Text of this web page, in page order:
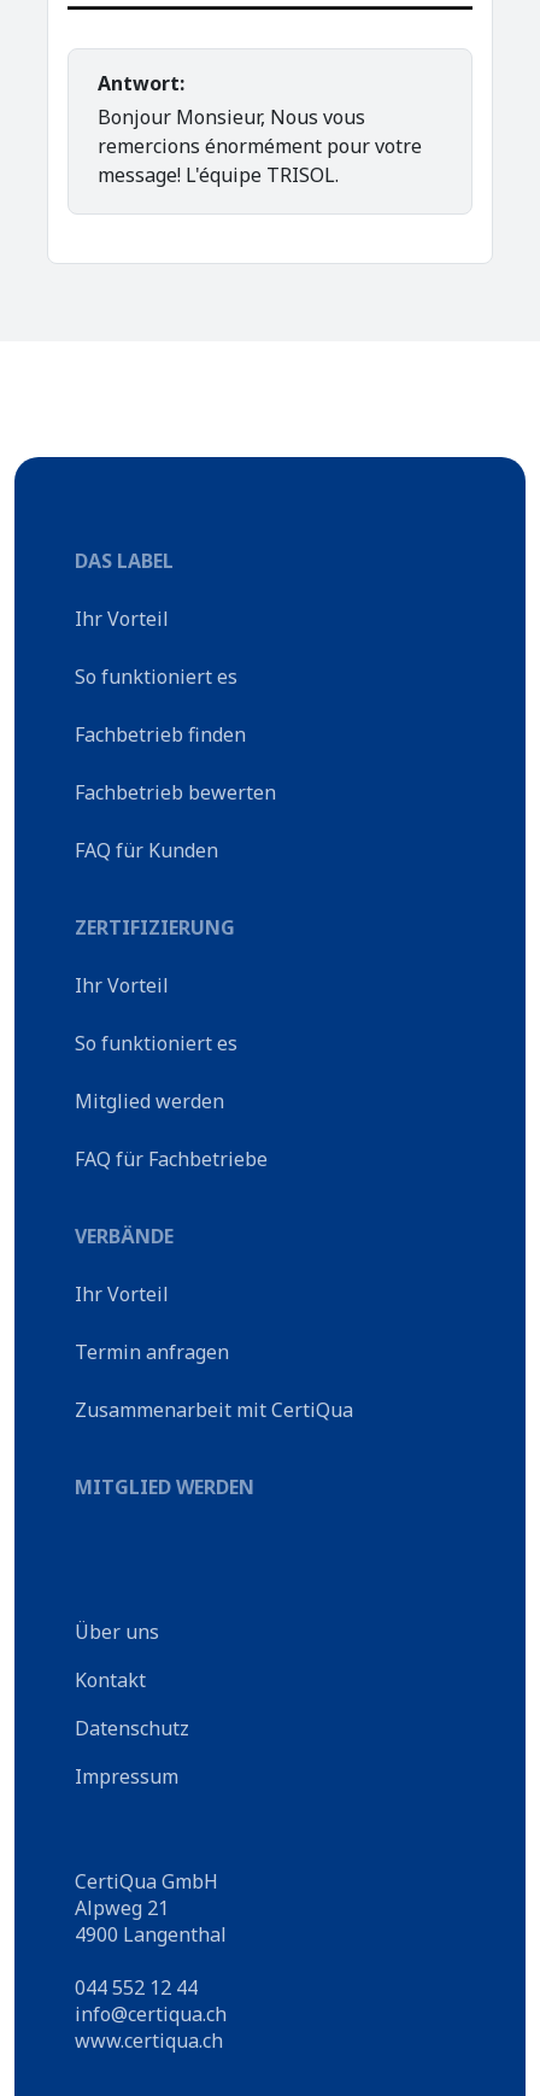
Antwort:
Bonjour Monsieur, Nous vous
remercions énormément pour votre
message! L'équipe TRISOL.
DAS LABEL
Ihr Vorteil
So funktioniert es
Fachbetrieb finden
Fachbetrieb bewerten
FAQ für Kunden
ZERTIFIZIERUNG
Ihr Vorteil
So funktioniert es
Mitglied werden
FAQ für Fachbetriebe
VERBÄNDE
Ihr Vorteil
Termin anfragen
Zusammenarbeit mit CertiQua
MITGLIED WERDEN
Über uns
Kontakt
Datenschutz
Impressum
CertiQua GmbH
Alpweg 21
4900 Langenthal
044 552 12 44
info@certiqua.ch
www.certiqua.ch